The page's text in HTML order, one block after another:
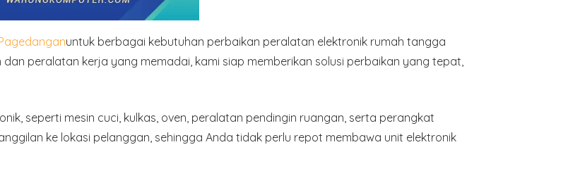
untuk berbagai kebutuhan perbaikan peralatan elektronik rumah tangga
peralatan kerja yang memadai, kami siap memberikan solusi perbaikan yang tepat,
, seperti mesin cuci, kulkas, oven, peralatan pendingin ruangan, serta perangkat
ke lokasi pelanggan, sehingga Anda tidak perlu repot membawa unit elektronik